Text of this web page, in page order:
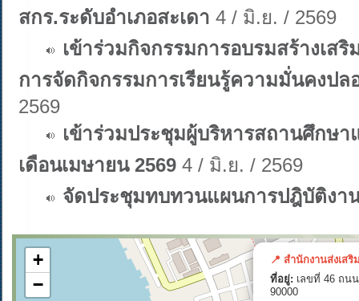
สกร.ระดับอำเภอสะเดา 4 / มิ.ย. / 2569
เข้าร่วมกิจกรรมการอบรมสร้างเส
การจัดกิจกรรมการเรียนรู้ความมั่นคงป
2569
เข้าร่วมประชุมผู้บริหารสถานศึกษา
เดือนเมษายน 2569 4 / มิ.ย. / 2569
จัดประชุมทบทวนแผนการปฎิบัติงา
📍 สำนักงานส่งเส
ที่อยู่: เลขที่ 46 ถน
90000
+
−